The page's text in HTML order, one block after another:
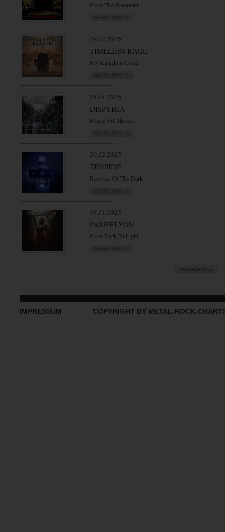
From The Basement
29.03.2026
TIMELESS RAGE
My Kingdom Come
24.01.2026
DISPYRIA
Master Of Mirrors
20.12.2025
TENSIDE
Receiver Of The Dark
16.11.2025
PARHELYON
From Dark To Light
IMPRESSUM COPYRIGHT BY METAL-ROCK-